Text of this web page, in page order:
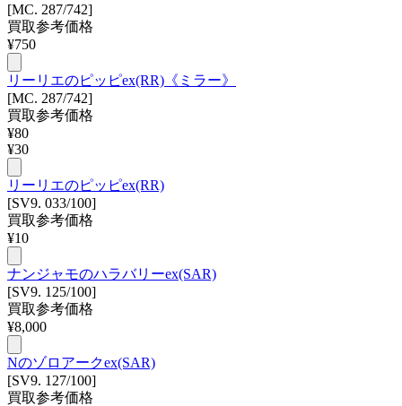
[MC. 287/742]
買取参考価格
¥750
リーリエのピッピex(RR)《ミラー》
[MC. 287/742]
買取参考価格
¥80
¥30
リーリエのピッピex(RR)
[SV9. 033/100]
買取参考価格
¥10
ナンジャモのハラバリーex(SAR)
[SV9. 125/100]
買取参考価格
¥8,000
Nのゾロアークex(SAR)
[SV9. 127/100]
買取参考価格